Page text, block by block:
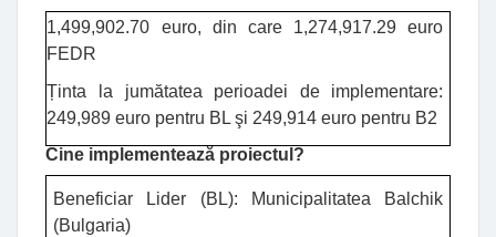
1,499,902.70 euro, din care 1,274,917.29 euro
FEDR
Ținta la jumătatea perioadei de implementare:
249,989 euro pentru BL şi 249,914 euro pentru B2
Cine implementează proiectul?
Beneficiar Lider (BL): Municipalitatea Balchik
(Bulgaria)